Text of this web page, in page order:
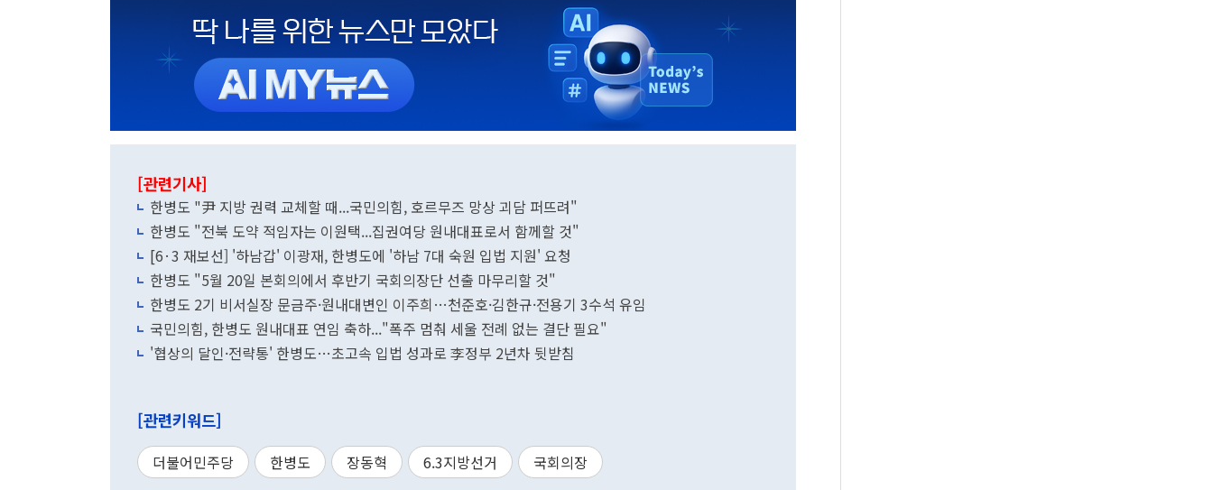
[관련기사]
한병도 "尹 지방 권력 교체할 때...국민의힘, 호르무즈 망상 괴담 퍼뜨려"
한병도 "전북 도약 적임자는 이원택...집권여당 원내대표로서 함께할 것"
[6·3 재보선] '하남갑' 이광재, 한병도에 '하남 7대 숙원 입법 지원' 요청
한병도 "5월 20일 본회의에서 후반기 국회의장단 선출 마무리할 것"
한병도 2기 비서실장 문금주·원내대변인 이주희…천준호·김한규·전용기 3수석 유임
국민의힘, 한병도 원내대표 연임 축하..."폭주 멈춰 세울 전례 없는 결단 필요"
'협상의 달인·전략통' 한병도…초고속 입법 성과로 李정부 2년차 뒷받침
[관련키워드]
더불어민주당 한병도 장동혁 6.3지방선거 국회의장